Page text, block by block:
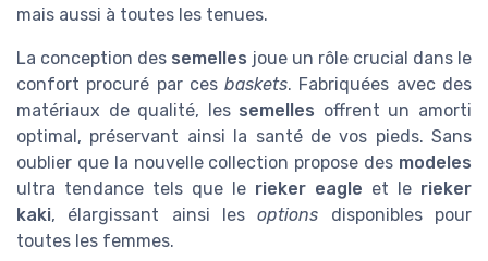
mais aussi à toutes les tenues.
La conception des semelles joue un rôle crucial dans le
confort procuré par cesbaskets. Fabriquées avec des
matériaux de qualité, les semelles offrent un amorti
optimal, préservant ainsi la santé de vos pieds. Sans
oublier que la nouvelle collection propose des modeles
ultra tendance tels que le rieker eagle et le rieker
kaki, élargissant ainsi lesoptions disponibles pour
toutes les femmes.